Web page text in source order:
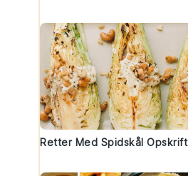
Retter Med Spidskål Opskrift